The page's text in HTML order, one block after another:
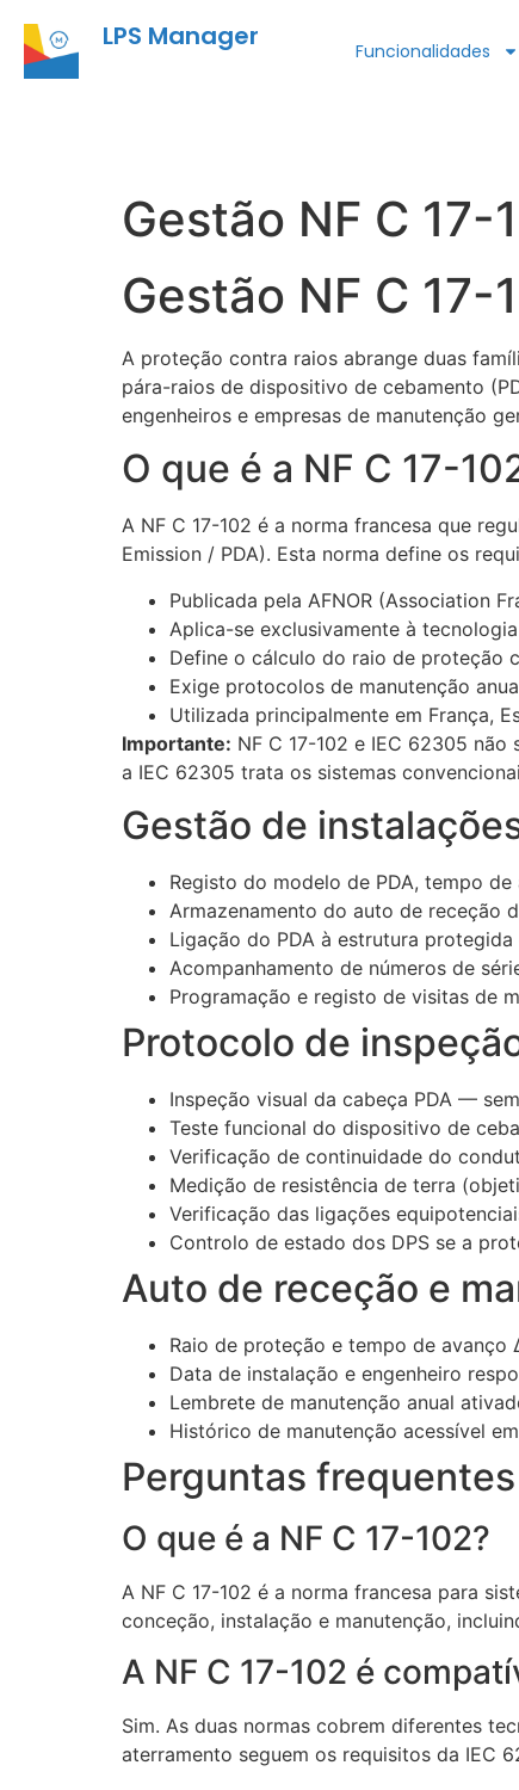
LPS Manager Funcionalidades
Gestão NF C
Gestão NF C
A proteção contra raios abrange duas
pára-raios de dispositivo de cebamento
engenheiros e empresas de manutenção
O que é a NF C 17-
A NF C 17-102 é a norma francesa que
Emission / PDA). Esta norma define os
Publicada pela AFNOR (Association
Aplica-se exclusivamente à tecnologia
Define o cálculo do raio de proteção
Exige protocolos de manutenção
Utilizada principalmente em França,
Importante: NF C 17-102 e IEC 62305
a IEC 62305 trata os sistemas
Gestão de
Registo do modelo de PDA, tempo
Armazenamento do auto de receção
Ligação do PDA à estrutura
Acompanhamento de números de
Programação e registo de visitas de
Protocolo de
Inspeção visual da cabeça PDA —
Teste funcional do dispositivo de
Verificação de continuidade do
Medição de resistência de terra
Verificação das ligações
Controlo de estado dos DPS se a
Auto de receção e
Raio de proteção e tempo de avanço
Data de instalação e engenheiro
Lembrete de manutenção anual
Histórico de manutenção acessível
Perguntas frequentes
O que é a NF C 17-102?
A NF C 17-102 é a norma francesa para
conceção, instalação e manutenção,
A NF C 17-102 é
Sim. As duas normas cobrem diferentes
aterramento seguem os requisitos da IEC